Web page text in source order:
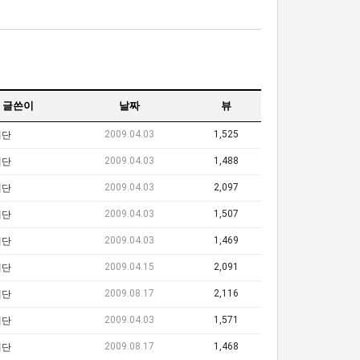
글쓴이 날짜 뷰
2009.04.03 1,525
2009.04.03 1,488
2009.04.03 2,097
2009.04.03 1,507
2009.04.03 1,469
2009.04.15 2,091
2009.08.17 2,116
2009.04.03 1,571
2009.08.17 1,468